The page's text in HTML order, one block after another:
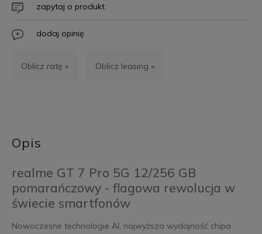
zapytaj o produkt
dodaj opinię
Oblicz ratę » Oblicz leasing »
Opis
realme GT 7 Pro 5G 12/256 GB
pomarańczowy - flagowa rewolucja w
świecie smartfonów
Nowoczesne technologie AI, najwyższa wydajność chipa